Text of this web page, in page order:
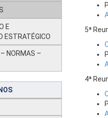
E
ESTRATÉGICO
NORMAS –
5ª
4ª